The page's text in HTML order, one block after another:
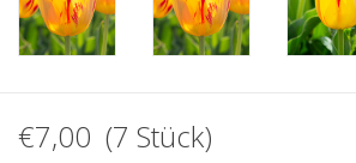
€7,00 (7 Stück)